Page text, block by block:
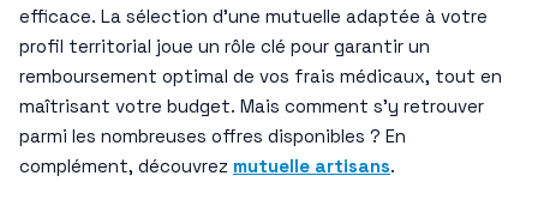
efficace. La sélection d’une mutuelle adaptée à votre
profil territorial joue un rôle clé pour garantir un
remboursement optimal de vos frais médicaux, tout en
maîtrisant votre budget. Mais comment s’y retrouver
parmi les nombreuses offres disponibles ? En
complément, découvrez mutuelle artisans.